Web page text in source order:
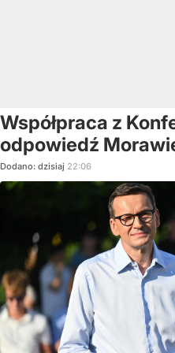
Współpraca z
odpowiedź
Dodano: dzisiaj 22:06